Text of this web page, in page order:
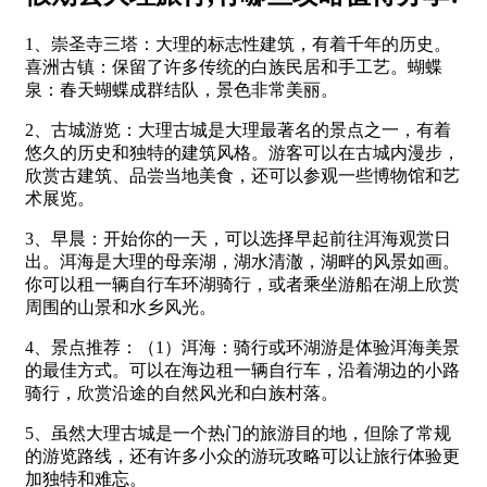
1、崇圣寺三塔：大理的标志性建筑，有着千年的历史。
喜洲古镇：保留了许多传统的白族民居和手工艺。蝴蝶
泉：春天蝴蝶成群结队，景色非常美丽。
2、古城游览：大理古城是大理最著名的景点之一，有着
悠久的历史和独特的建筑风格。游客可以在古城内漫步，
欣赏古建筑、品尝当地美食，还可以参观一些博物馆和艺
术展览。
3、早晨：开始你的一天，可以选择早起前往洱海观赏日
出。洱海是大理的母亲湖，湖水清澈，湖畔的风景如画。
你可以租一辆自行车环湖骑行，或者乘坐游船在湖上欣赏
周围的山景和水乡风光。
4、景点推荐：（1）洱海：骑行或环湖游是体验洱海美景
的最佳方式。可以在海边租一辆自行车，沿着湖边的小路
骑行，欣赏沿途的自然风光和白族村落。
5、虽然大理古城是一个热门的旅游目的地，但除了常规
的游览路线，还有许多小众的游玩攻略可以让旅行体验更
加独特和难忘。